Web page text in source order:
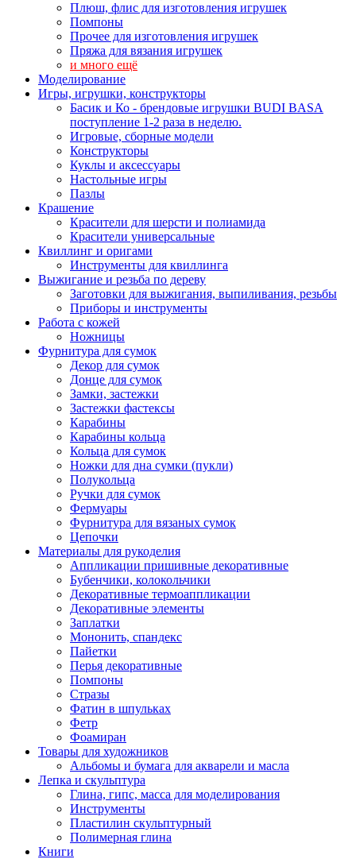
Плюш, флис для изготовления игрушек
Помпоны
Прочее для изготовления игрушек
Пряжа для вязания игрушек
и много ещё
Моделирование
Игры, игрушки, конструкторы
Басик и Ко - брендовые игрушки BUDI BASA
поступление 1-2 раза в неделю.
Игровые, сборные модели
Конструкторы
Куклы и аксессуары
Настольные игры
Пазлы
Крашение
Красители для шерсти и полиамида
Красители универсальные
Квиллинг и оригами
Инструменты для квиллинга
Выжигание и резьба по дереву
Заготовки для выжигания, выпиливания, резьбы
Приборы и инструменты
Работа с кожей
Ножницы
Фурнитура для сумок
Декор для сумок
Донце для сумок
Замки, застежки
Застежки фастексы
Карабины
Карабины кольца
Кольца для сумок
Ножки для дна сумки (пукли)
Полукольца
Ручки для сумок
Фермуары
Фурнитура для вязаных сумок
Цепочки
Материалы для рукоделия
Аппликации пришивные декоративные
Бубенчики, колокольчики
Декоративные термоаппликации
Декоративные элементы
Заплатки
Мононить, спандекс
Пайетки
Перья декоративные
Помпоны
Стразы
Фатин в шпульках
Фетр
Фоамиран
Товары для художников
Альбомы и бумага для акварели и масла
Лепка и скульптура
Глина, гипс, масса для моделирования
Инструменты
Пластилин скульптурный
Полимерная глина
Книги